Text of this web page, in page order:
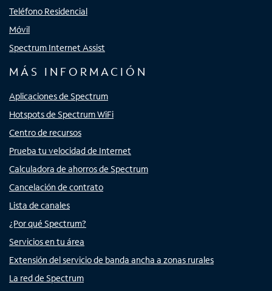
Teléfono Residencial
Móvil
Spectrum Internet Assist
MÁS INFORMACIÓN
Aplicaciones de Spectrum
Hotspots de Spectrum WiFi
Centro de recursos
Prueba tu velocidad de Internet
Calculadora de ahorros de Spectrum
Cancelación de contrato
Lista de canales
¿Por qué Spectrum?
Servicios en tu área
Extensión del servicio de banda ancha a zonas rurales
La red de Spectrum